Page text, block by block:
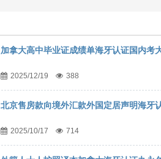
加拿大高中毕业证成绩单海牙认证国内考
2025/12/19 388
北京售房款向境外汇款外国定居声明海牙
2025/10/17 714